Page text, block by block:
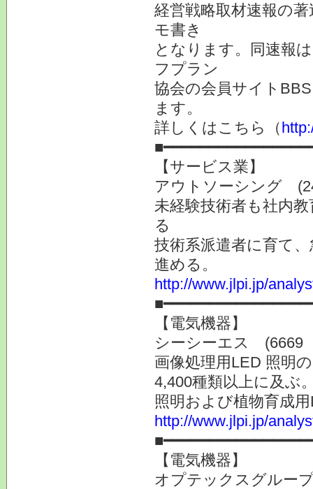
経営戦略取材速報の
モ書き
となります。同速報
フプラン
協会の会員サイト
ます。
詳しくはこちら（
【サービス業】
アウトソーシング
未経験技術者も社内
る
技術系派遣者に育て
進める。
http://www.jlpi.jp/
【電気機器】
シーシーエス (6669
画像処理用LED 照明
4,400種類以上に及ぶ
照明および植物育成
http://www.jlpi.jp/
【電気機器】
オプテックスグル